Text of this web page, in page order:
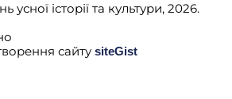
усної історії та культури, 2026.
сайту siteGist